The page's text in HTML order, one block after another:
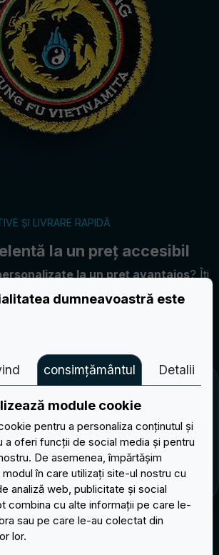
ȘI LIVRARE RAPIDĂ
la un preț accesibil
la un preț avantajos? Îți
fără compromisuri la nivel de
patch-uri durabile, bine finisate și
potrivite pentru orice buget și
Descoperă colecția noastră de patch-
inspiră-te și creează-ți chiar acum
ne acum
dumneavoastră este
consimțământul Detalii
module cookie
pentru a personaliza conținutul și
a oferi funcții de social media și pentru
De asemenea, împărtășim
în care utilizați site-ul nostru cu
analiză web, publicitate și social
combina cu alte informații pe care le-
sau pe care le-au colectat din
lor.